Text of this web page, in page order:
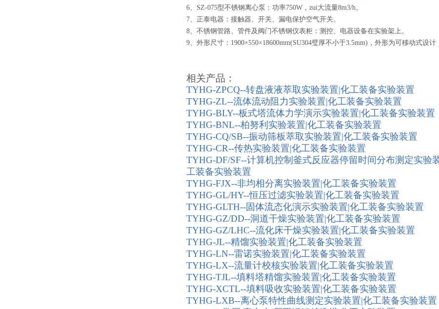
6、SZ-075型不锈钢离心泵：功率750W，zui大流量8m3/h。
7、正泰电器：接触器、开关、漏电保护空气开关。
8、不锈钢管路、管件及阀门不锈钢仪表柜：测控、电器设备在实验架上。
9、 外形尺寸： 1900×550×18600mm(SU304璧厚不小于3.5mm)， 外形为可移动式设计
相关产品：
TYHG-ZPCQ--转盘液液萃取实验装置|化工装备实验装置
TYHG-ZL--流体流动阻力实验装置|化工装备实验装置
TYHG-BLY--板式塔流体力学演示实验装置|化工装备实验装置
TYHG-BNL--柏努利实验装置|化工装备实验装置
TYHG-CQ/SB--振动筛板萃取实验装置|化工装备实验装置
TYHG-CR--传热实验装置|化工装备实验装置
TYHG-DF/SF--计算机控制釜式反应器停留时间分布测定实验
工装备实验装置
TYHG-FJX--非均相分离实验装置|化工装备实验装置
TYHG-GL/HY--恒压过滤实验装置|化工装备实验装置
TYHG-GLTH--固体流态化演示实验装置|化工装备实验装置
TYHG-GZ/DD--洞道干燥实验装置|化工装备实验装置
TYHG-GZ/LHC--流化床干燥实验装置|化工装备实验装置
TYHG-JL--精馏实验装置|化工装备实验装置
TYHG-LN--雷诺实验装置|化工装备实验装置
TYHG-LX--流量计校核实验装置|化工装备实验装置
TYHG-TJL--填料塔精馏实验装置|化工装备实验装置
TYHG-XCTL--填料吸收实验装置|化工装备实验装置
TYHG-LXB--离心泵特性曲线测定实验装置|化工装备实验装置